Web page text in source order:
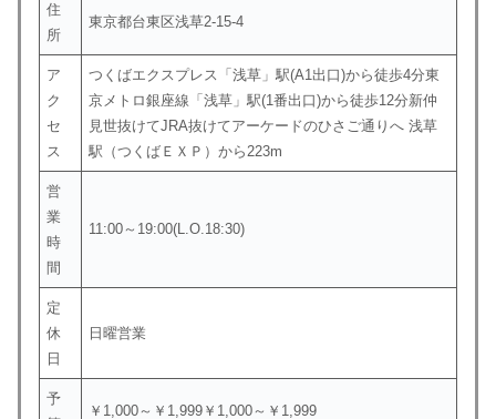
住
所
東京都台東区浅草2-15-4
ア
ク
セ
ス
つくばエクスプレス「浅草」駅(A1出口)から徒歩4分東
京メトロ銀座線「浅草」駅(1番出口)から徒歩12分新仲
見世抜けてJRA抜けてアーケードのひさご通りへ 浅草
駅（つくばＥＸＰ）から223m
営
業
時
間
11:00～19:00(L.O.18:30)
定
休
日
日曜営業
予
￥1,000～￥1,999￥1,000～￥1,999